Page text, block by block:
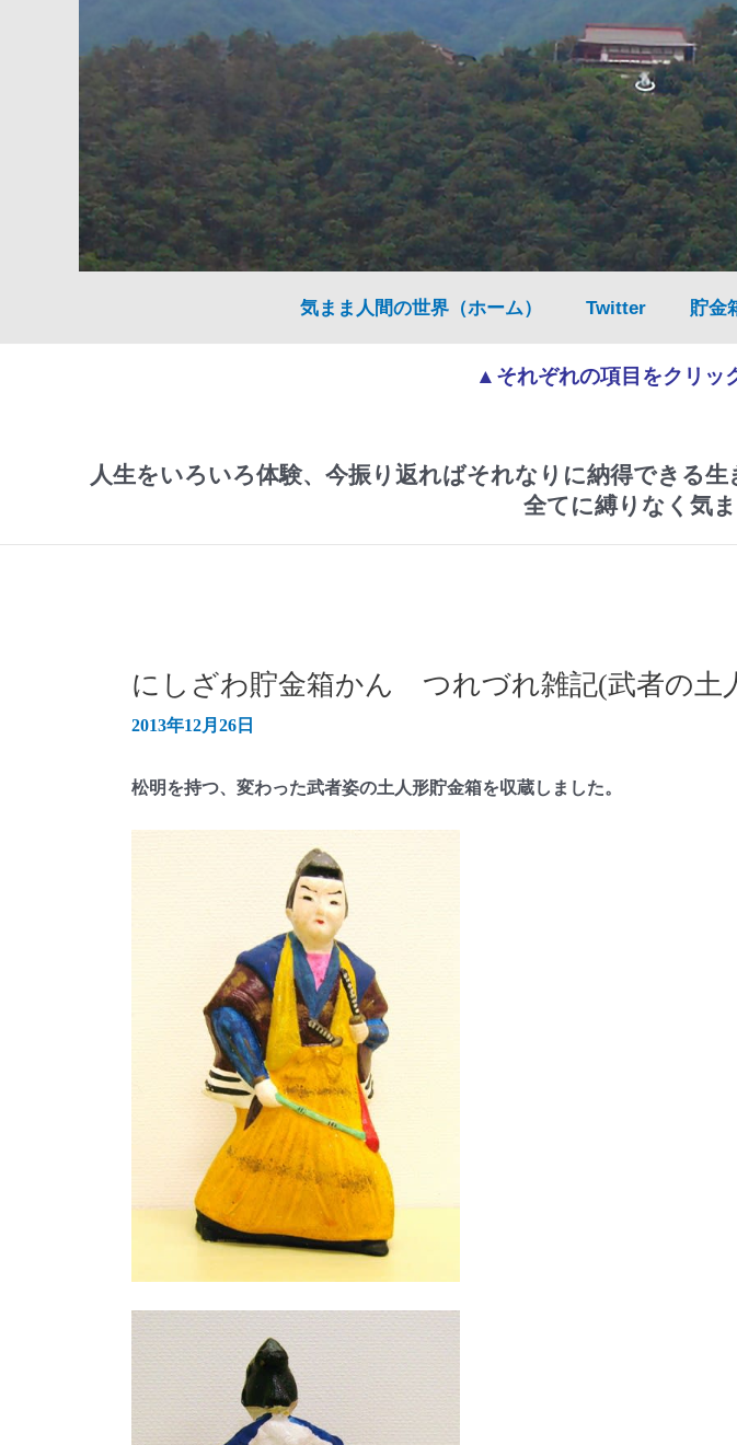
気まま人間の世界（ホーム） Twitter 貯金
▲それぞれの項目をクリッ
人生をいろいろ体験、今振り返ればそれなりに納得できる
全てに縛りなく気
にしざわ貯金箱かん つれづれ雑記(武者の土
2013年12月26日
松明を持つ、変わった武者姿の土人形貯金箱を収蔵しました。